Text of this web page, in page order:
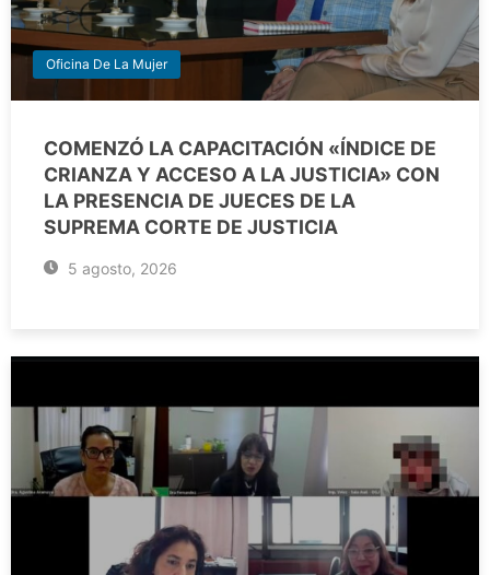
Oficina De La Mujer
COMENZÓ LA CAPACITACIÓN «ÍNDICE DE
CRIANZA Y ACCESO A LA JUSTICIA» CON
LA PRESENCIA DE JUECES DE LA
SUPREMA CORTE DE JUSTICIA
5 agosto, 2026